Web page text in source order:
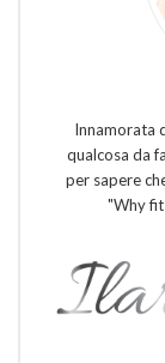
Innamorata
qualcosa da
per sapere
"Why